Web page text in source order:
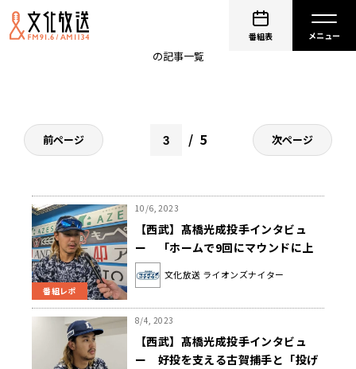
番組表
の記事一覧
前ページ 5 次ページ
番組レポ
10/6, 2023
【西武】髙橋光成投手インタビュ
ー 「ホームで9回にマウンドに上
がる時のファンの方の声援はやはり
特別ですし、言葉で表現するのが難
文化放送 ライオンズナイター
8/4, 2023
【西武】髙橋光成投手インタビュ
ー 好投を支える古賀捕手と「投げ